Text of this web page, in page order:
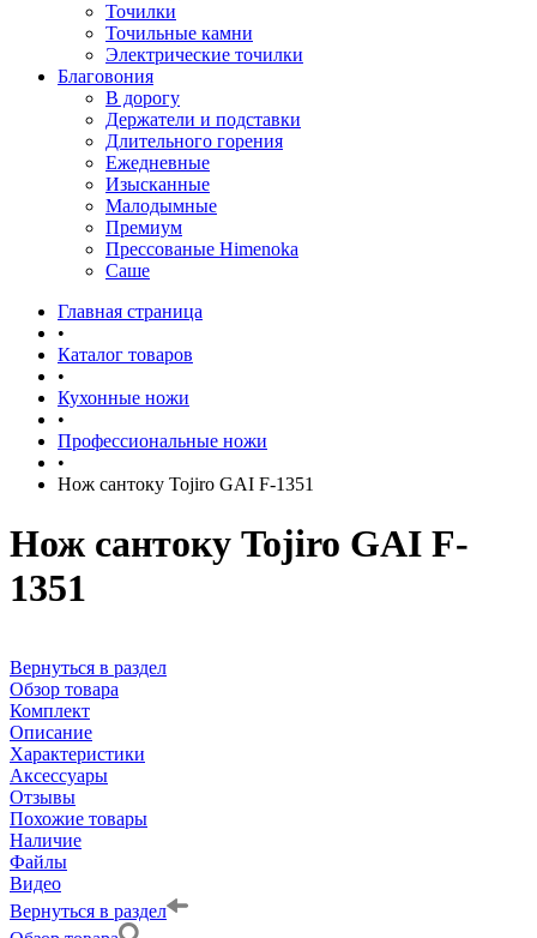
Точилки
Точильные камни
Электрические точилки
Благовония
В дорогу
Держатели и подставки
Длительного горения
Ежедневные
Изысканные
Малодымные
Премиум
Прессованые Himenoka
Саше
Главная страница
•
Каталог товаров
•
Кухонные ножи
•
Профессиональные ножи
•
Нож сантоку Tojiro GAI F-1351
Нож сантоку Tojiro GAI F-
1351
Вернуться в раздел
Обзор товара
Комплект
Описание
Характеристики
Аксессуары
Отзывы
Похожие товары
Наличие
Файлы
Видео
Вернуться в раздел